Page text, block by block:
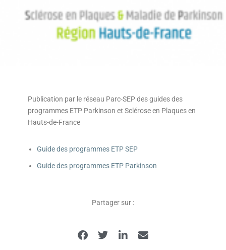
Publication par le réseau Parc-SEP des guides des
programmes ETP Parkinson et Sclérose en Plaques en
Hauts-de-France
Guide des programmes ETP SEP
Guide des programmes ETP Parkinson
Partager sur :